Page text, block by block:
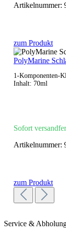
Artikelnummer:
zum Produkt
PolyMarine
1-Komponenten-
Inhalt: 70ml
Sofort
Artikelnummer:
zum Produkt
Service &